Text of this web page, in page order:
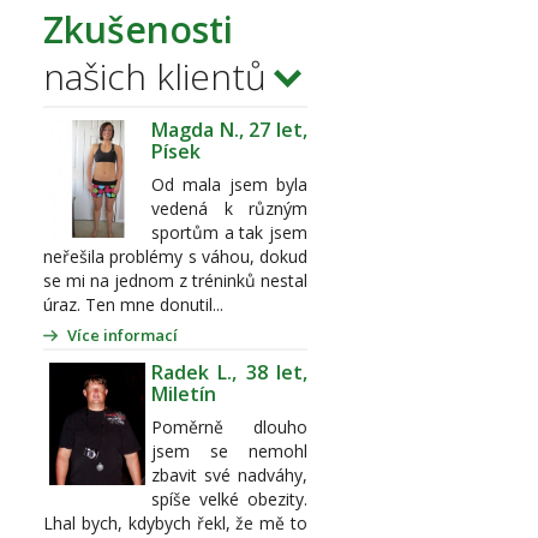
Zkušenosti
našich klientů
Magda N., 27 let,
Písek
Od mala jsem byla
vedená k různým
sportům a tak jsem
neřešila problémy s váhou, dokud
se mi na jednom z tréninků nestal
úraz. Ten mne donutil...
Více informací
Radek L., 38 let,
Miletín
Poměrně dlouho
jsem se nemohl
zbavit své nadváhy,
spíše velké obezity.
Lhal bych, kdybych řekl, že mě to